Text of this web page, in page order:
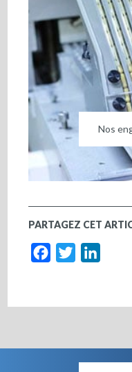
Nos
PARTAGEZ CET
Facebook
Twitter